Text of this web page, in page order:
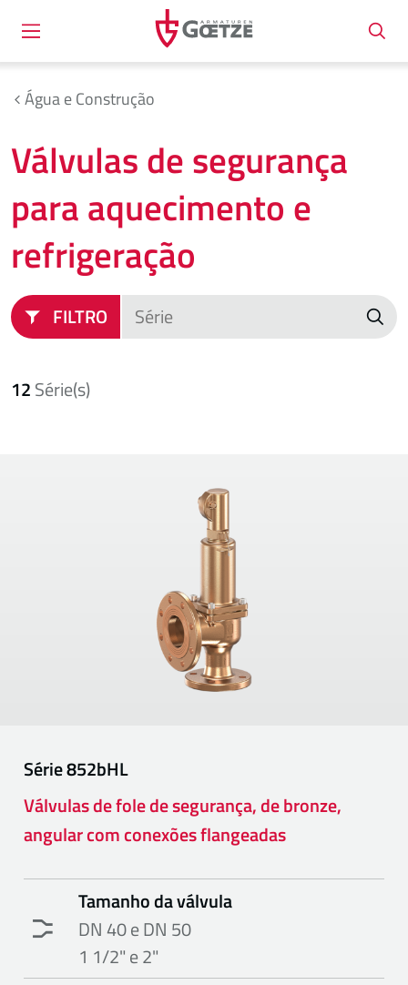
Água e Construção
Válvulas de segurança
para aquecimento e
refrigeração
FILTRO
12Série(s)
Série852bHL
Válvulas de fole de segurança, de bronze,
angular com conexões flangeadas
Tamanho da válvula
DN 40 e DN 50
1 1/2" e 2"